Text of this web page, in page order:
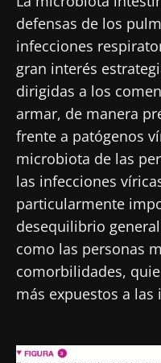
defensas de los
infecciones
gran interés
dirigidas a los
armar, de manera
frente a patógenos
microbiota de las
las infecciones
particularmente
desequilibrio
como las personas
comorbilidades,
más expuestos a las
Imagen